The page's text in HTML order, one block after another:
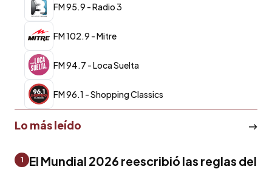
FM 95.9 - Radio 3
FM 102.9 - Mitre
FM 94.7 - Loca Suelta
FM 96.1 - Shopping Classics
Lo más leído
1
El Mundial 2026 reescribió las reglas del